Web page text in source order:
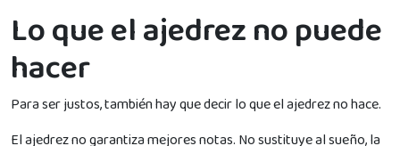
Lo que el ajedrez no puede
hacer
Para ser justos, también hay que decir lo que el ajedrez no hace.
El ajedrez no garantiza mejores notas. No sustituye al sueño, la